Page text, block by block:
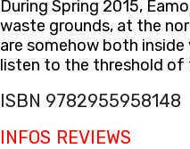
During Spring 2015,
waste grounds, at the
are somehow both
listen to the threshold of
ISBN 9782955958148
INFOS REVIEWS